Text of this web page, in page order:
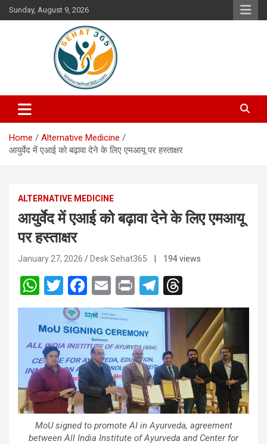
Skip
to
Sunday, August 9, 2026
Sehat365
Your's Complete Health Guide
Home
Alternative Medicine
आयुर्वेद में एआई को बढ़ावा देने के लिए एमआयू पर हस्ताक्षर
ALTERNATIVE MEDICINE
आयुर्वेद में एआई को बढ़ावा देने के लिए एमआयू
पर हस्ताक्षर
January 27, 2026 Desk Sehat365 | 194 views
W
h
at
s
A
p
p
T
wi
tt
er
F
a
ce
b
o
o
k
E
m
ail
Pr
in
T
el
e
gr
a
m
hr
e
a
d
s
MoU signed to promote AI in Ayurveda, agreement
between All India Institute of Ayurveda and Center for